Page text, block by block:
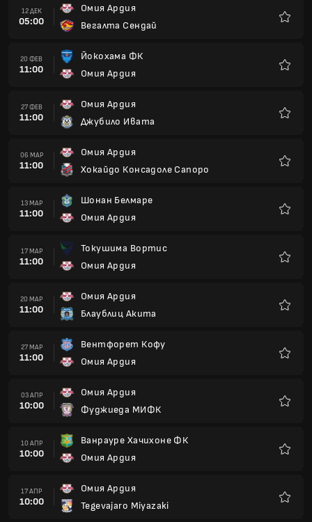
12 ДЕК
05:00
Омия Ардия
Вегалта Сендай
20 ФЕВ
11:00
Йокохама ФК
Омия Ардия
27 ФЕВ
11:00
Омия Ардия
Джубило Ивата
06 МАР
11:00
Омия Ардия
Хокайдо Консадоле Сапоро
13 МАР
11:00
Шонан Белмаре
Омия Ардия
17 МАР
11:00
Токушима Вортис
Омия Ардия
20 МАР
11:00
Омия Ардия
Блаублиц Акита
27 МАР
11:00
Вентфорет Кофу
Омия Ардия
03 АПР
10:00
Омия Ардия
Фуджиеда МИФК
10 АПР
10:00
Ванрауре Хачихоне ФК
Омия Ардия
17 АПР
10:00
Омия Ардия
Tegevajaro Miyazaki